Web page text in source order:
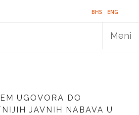
BHS ENG
Meni
UGOVORA DO
JAVNIH NABAVA U